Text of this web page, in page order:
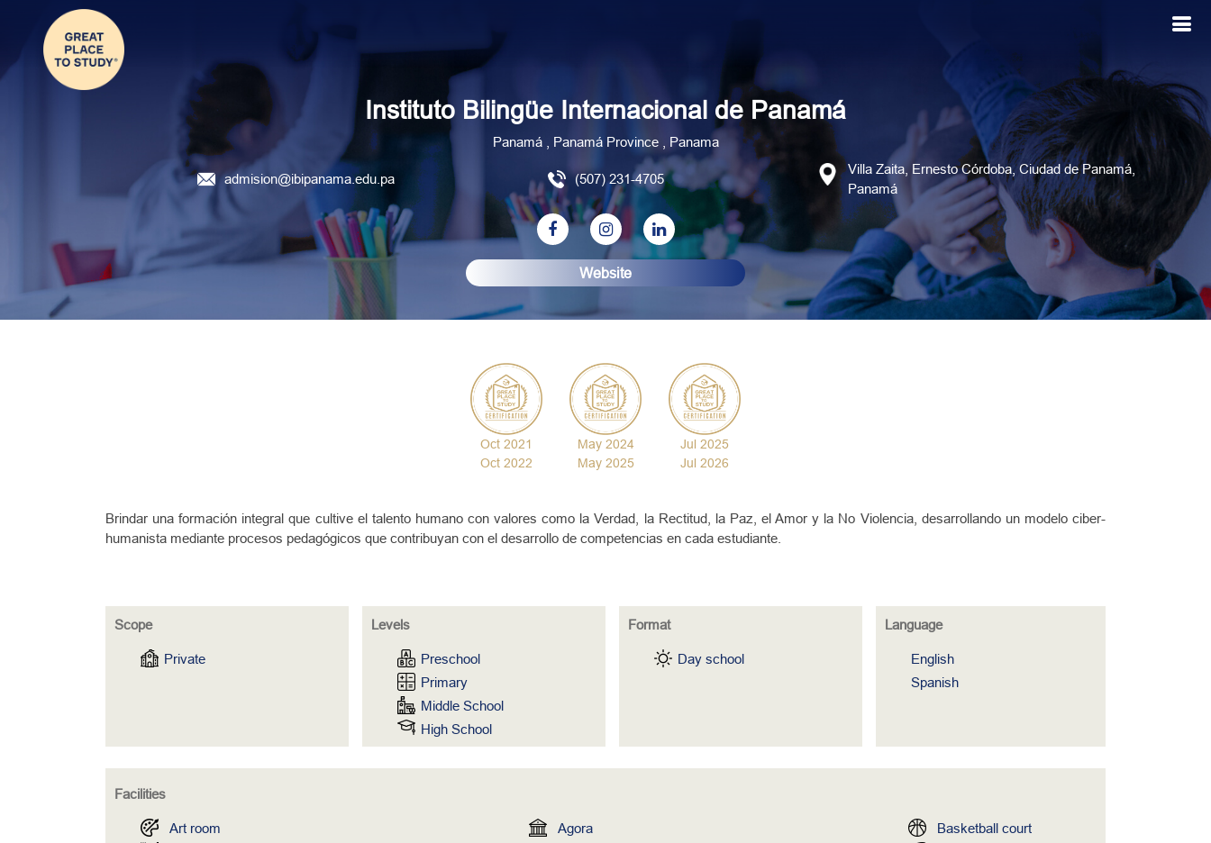
Instituto Bilingüe Internacional de Panamá
Panamá , Panamá Province , Panama
admision@ibipanama.edu.pa (507) 231-4705
Villa Zaita, Ernesto Córdoba, Ciudad de Panamá,
Panamá
Website
Oct 2021
Oct 2022
May 2024
May 2025
Jul 2025
Jul 2026
Brindar una formación integral que cultive el talento humano con valores como la Verdad, la Rectitud, la Paz, el Amor y la No Violencia, desarrollando un modelo ciber-
humanista mediante procesos pedagógicos que contribuyan con el desarrollo de competencias en cada estudiante.
Scope
Private
Levels
Preschool
Primary
Middle School
High School
Format
Day school
Language
English
Spanish
Facilities
Art room
Agora
Basketball court